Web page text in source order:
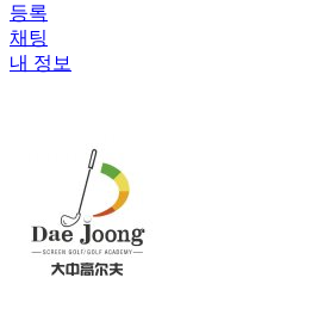
등록
채팅
내 정보